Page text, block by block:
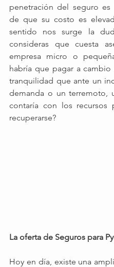
penetración del seguro es
de que su costo es
sentido nos surge la
consideras que cuesta
empresa micro o
habría que pagar a
tranquilidad que ante un
demanda o un terremoto,
contaría con los recursos
recuperarse?
La oferta de Seguros para
Hoy en día, existe una